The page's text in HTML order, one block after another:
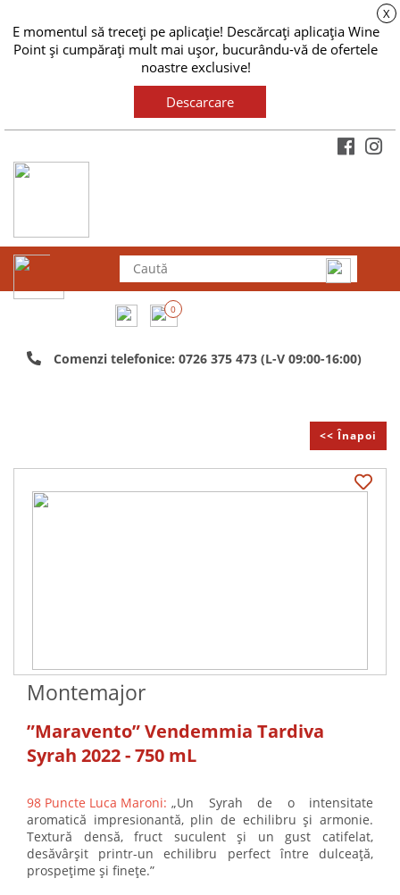
E momentul să treceți pe aplicație! Descărcați aplicația Wine
Point și cumpărați mult mai ușor, bucurându-vă de ofertele
noastre exclusive!
X
Descarcare
0
Comenzi telefonice: 0726 375 473 (L-V 09:00-16:00)
<< Înapoi
Montemajor
”Maravento” Vendemmia Tardiva
Syrah 2022 - 750 mL
98 Puncte Luca Maroni: „Un Syrah de o intensitate
aromatică impresionantă, plin de echilibru și armonie.
Textură densă, fruct suculent și un gust catifelat,
desăvârșit printr-un echilibru perfect între dulceață,
prospețime și finețe.”